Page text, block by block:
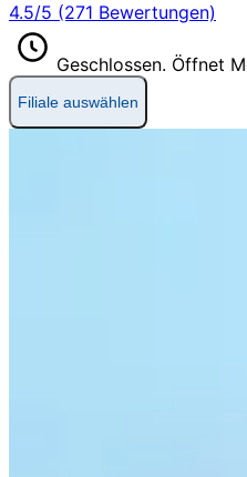
4.5/5 (271 Bewertungen)
Geschlossen. Öffnet
Filiale auswählen